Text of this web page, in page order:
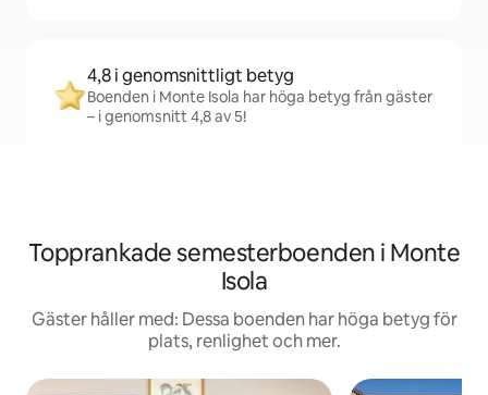
4,8 i genomsnittligt betyg
Boenden i Monte Isola har höga betyg från gäster
– i genomsnitt 4,8 av 5!
Topprankade semesterboenden i Monte
Isola
Gäster håller med: Dessa boenden har höga betyg för
plats, renlighet och mer.